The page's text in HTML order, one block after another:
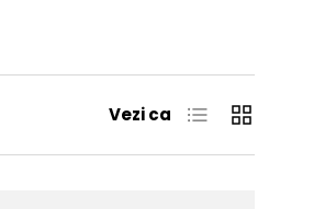
Vezi ca Lista Grila